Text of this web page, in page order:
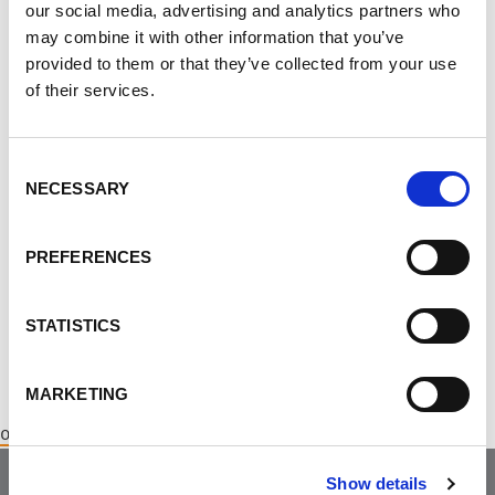
our social media, advertising and analytics partners who
may combine it with other information that you’ve
provided to them or that they’ve collected from your use
of their services.
Selection
NECESSARY
PREFERENCES
STATISTICS
MARKETING
Show details
de la MPR – qui vise à promouvoir les programmes
de recherche, de formation, de sensibilisation et de
soutien – afin qu’un jour, nous puissions célébrer la
Gina Hedges, Coordonnatrice de section et de la
ottawachapter@endpkd.ca